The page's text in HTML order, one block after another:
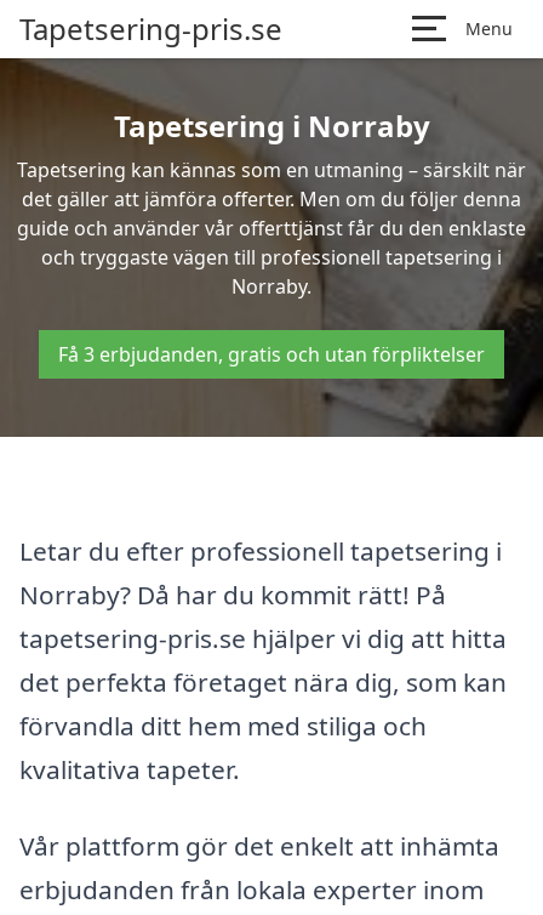
Tapetsering-pris.se Menu
Tapetsering i Norraby
Tapetsering kan kännas som en utmaning – särskilt när
det gäller att jämföra offerter. Men om du följer denna
guide och använder vår offerttjänst får du den enklaste
och tryggaste vägen till professionell tapetsering i
Norraby.
Få 3 erbjudanden, gratis och utan förpliktelser
Letar du efter professionell tapetsering i
Norraby? Då har du kommit rätt! På
tapetsering-pris.se hjälper vi dig att hitta
det perfekta företaget nära dig, som kan
förvandla ditt hem med stiliga och
kvalitativa tapeter.
Vår plattform gör det enkelt att inhämta
erbjudanden från lokala experter inom